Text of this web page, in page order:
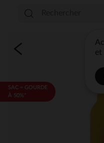
et
SAC = GOURDE
À 50%*